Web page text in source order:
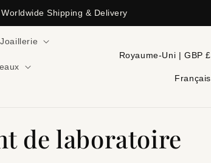
Shipping & Delivery
Pays/région Royaume-Uni | GBP £
Langue
Français
de laboratoire